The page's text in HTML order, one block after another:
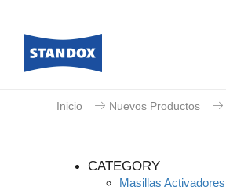
Inicio Nuevos Productos
CATEGORY
Masillas Activadores